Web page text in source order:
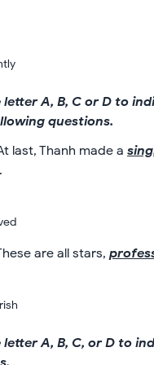
A, B, C or D to
questions.
last, Thanh made a
are all stars,
letter A, B, C, or D to